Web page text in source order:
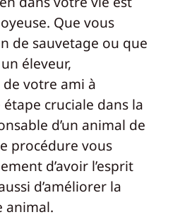
Que vous
de sauvetage ou que
éleveur,
votre ami à
cruciale dans la
d’un animal de
procédure vous
d’avoir l’esprit
d’améliorer la
animal.